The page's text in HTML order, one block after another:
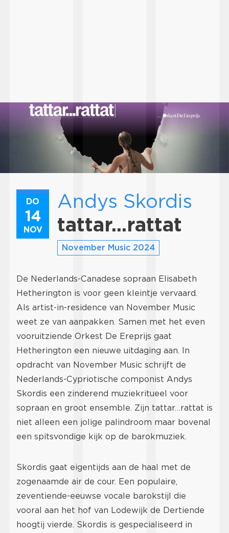
DO
14
NOV
Andys Skordis
tattar...rattat
November Music 2024
De Nederlands-Canadese sopraan Elisabeth
Hetherington is voor geen kleintje vervaard.
Als artist-in-residence van November Music
weet ze van aanpakken. Samen met het even
vooruitziende Orkest De Ereprijs gaat
Hetherington een nieuwe uitdaging aan. In
opdracht van November Music schrijft de
Nederlands-Cypriotische componist Andys
Skordis een zinderend muziekritueel voor
sopraan en groot ensemble. Zijn tattar…rattat is
niet alleen een jolige palindroom maar bovenal
een spitsvondige kijk op de barokmuziek.
Skordis gaat eigentijds aan de haal met de
zogenaamde air de cour. Een populaire,
zeventiende-eeuwse vocale barokstijl die
vooral aan het hof van Lodewijk de Dertiende
hoogtij vierde. Skordis is gespecialiseerd in